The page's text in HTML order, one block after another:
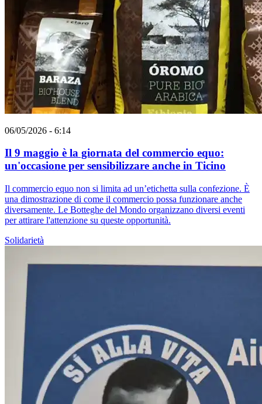
06/05/2026 - 6:14
Il 9 maggio è la giornata del commercio equo:
un'occasione per sensibilizzare anche in Ticino
Il commercio equo non si limita ad un’etichetta sulla confezione. È
una dimostrazione di come il commercio possa funzionare anche
diversamente. Le Botteghe del Mondo organizzano diversi eventi
per attirare l'attenzione su queste opportunità.
Solidarietà